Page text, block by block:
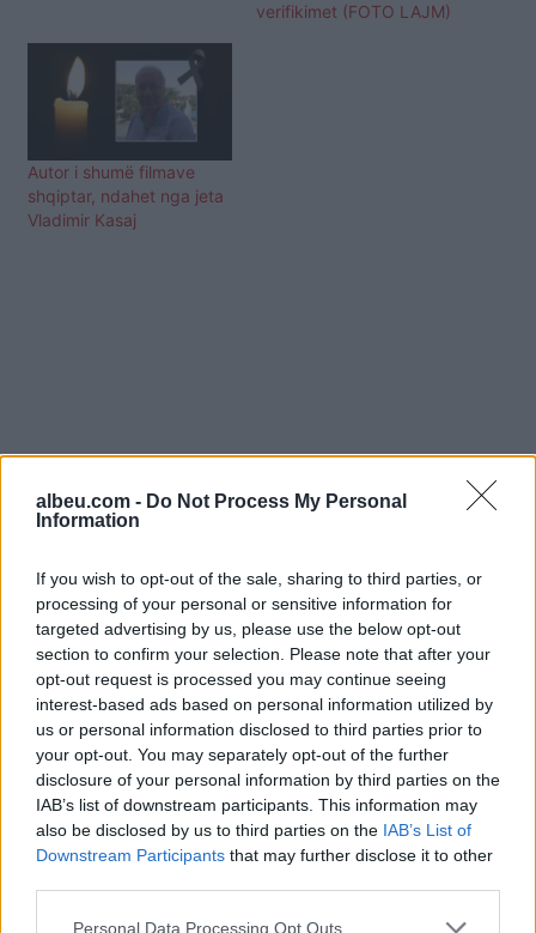
albeu.com - Do Not Process My Personal
Information
If you wish to opt-out of the sale, sharing to third parties, or
processing of your personal or sensitive information for
targeted advertising by us, please use the below opt-out
section to confirm your selection. Please note that after your
opt-out request is processed you may continue seeing
interest-based ads based on personal information utilized by
us or personal information disclosed to third parties prior to
your opt-out. You may separately opt-out of the further
disclosure of your personal information by third parties on the
IAB’s list of downstream participants. This information may
also be disclosed by us to third parties on the IAB’s List of
Downstream Participants that may further disclose it to other
Personal Data Processing Opt Outs
verifikimet (FOTO LAJM)
Autor i shumë filmave
shqiptar, ndahet nga jeta
Vladimir Kasaj
Shtuarmë24.04.2025 11:18
Tags:
del , Emror Kasaj , KPA ,
sistemi i
drejtesise
, Vettingu